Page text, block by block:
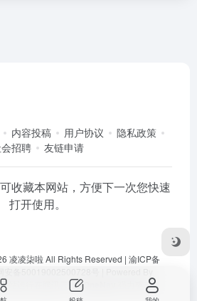
内容投稿 用户协议
隐私政策
招聘
友链申请
可收藏本网站，方便下一次您快速
打开使用。
凌凌柒啦 All Rights Reserved | 渝ICP备
站运行在 由OneNav 强力驱动